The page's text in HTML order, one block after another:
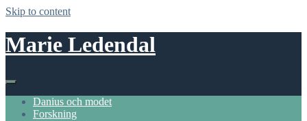
Skip to content
Marie Ledendal
Danius och modet
Forskning